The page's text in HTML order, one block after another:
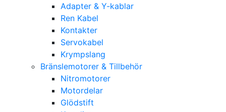
Adapter & Y-kablar
Ren Kabel
Kontakter
Servokabel
Krympslang
Bränslemotorer & Tillbehör
Nitromotorer
Motordelar
Glödstift